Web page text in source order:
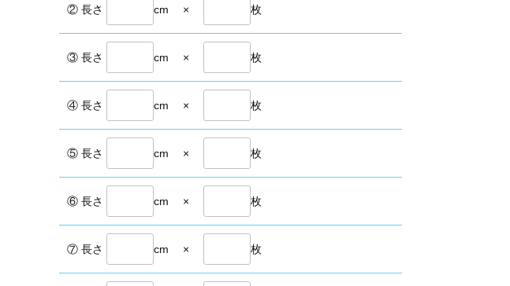
② 長さ cm × 枚
③ 長さ cm × 枚
④ 長さ cm × 枚
⑤ 長さ cm × 枚
⑥ 長さ cm × 枚
⑦ 長さ cm × 枚